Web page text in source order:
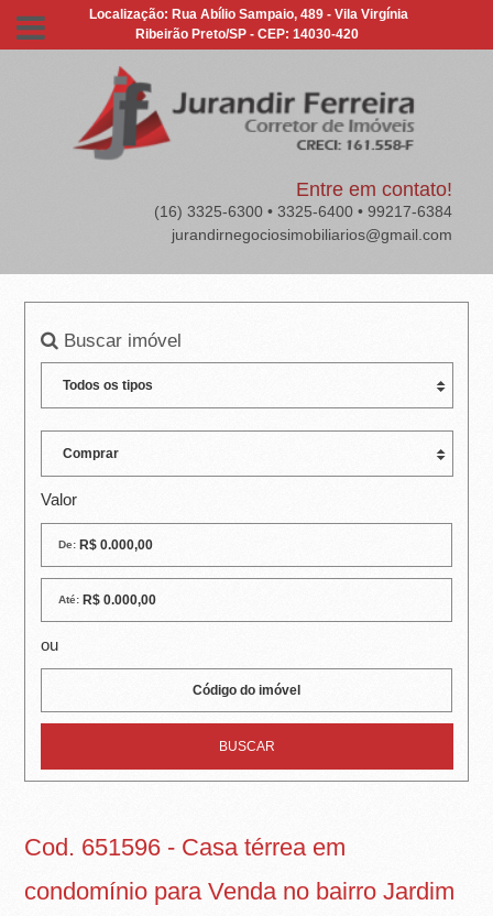
J
U
I
Ó
V
E
Localização: Rua Abílio Sampaio, 489 - Vila Virgínia
Ribeirão Preto/SP - CEP: 14030-420
Entre em contato!
(16) 3325-6300 • 3325-6400 • 99217-6384
jurandirnegociosimobiliarios@gmail.com
Buscar imóvel
Valor
De:
Até:
ou
Cod. 651596 - Casa térrea em
condomínio para Venda no bairro Jardim